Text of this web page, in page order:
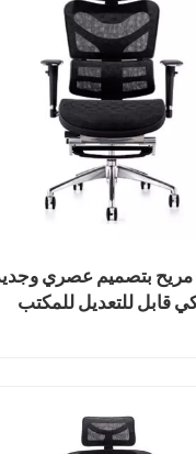
بتصميم عصري
قابل للتعديل للمكتب